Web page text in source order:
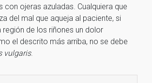
con ojeras azuladas. Cualquiera que
del mal que aqueja al paciente, si
región de los riñones un dolor
el descrito más arriba, no se debe
vulgaris.